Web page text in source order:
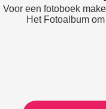
Voor een fotoboek
Het Fotoalbum